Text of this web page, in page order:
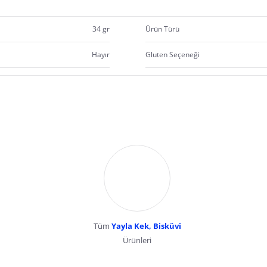
34 gr Ürün Türü
Hayır Gluten Seçeneği
Tüm Yayla Kek, Bisküvi
Ürünleri